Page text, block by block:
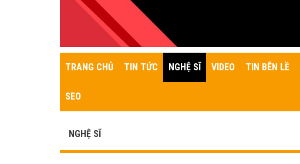
TRANG CHỦ TIN TỨC NGHỆ SĨ VIDEO TIN BÊN LỀ
SEO
NGHỆ SĨ